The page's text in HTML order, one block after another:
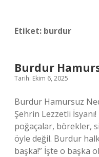
Etiket: burdur
Burdur
Tarih: Ekim 6, 2025
Burdur Hamursuz
Şehrin Lezzetli
poğaçalar, börekler,
öyle değil. Burdur
başka!” İşte o başka